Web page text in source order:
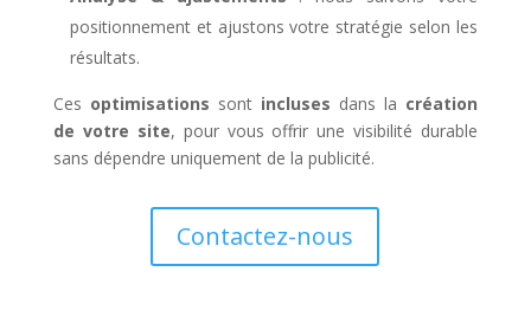
positionnement et ajustons votre stratégie selon les
résultats.
Ces optimisations sont incluses dans la création
de votre site, pour vous offrir une visibilité durable
sans dépendre uniquement de la publicité.
Contactez-nous